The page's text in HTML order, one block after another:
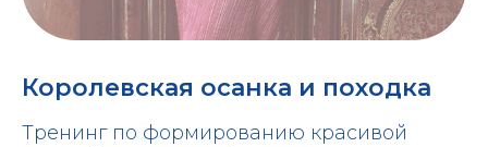
Королевская осанка и походка
Тренинг по формированию красивой